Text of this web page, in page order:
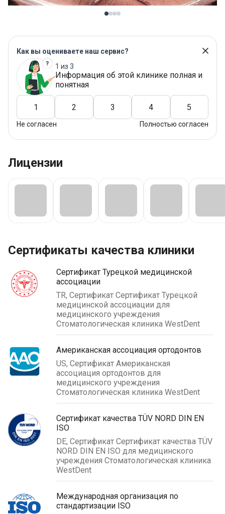
Как вы оцениваете наш сервис?
1 из 3
Информация об этой клинике полная и
понятная
1 2 3 4 5
Не согласен Полностью согласен
Лицензии
Сертификаты качества клиники
Сертификат Турецкой медицинской
ассоциации
TR, Сертификат Сертификат Турецкой
медицинской ассоциации для
медицинского учреждения
Стоматологическая клиника WestDent
Американская ассоциация ортодонтов
US, Сертификат Американская
ассоциация ортодонтов для
медицинского учреждения
Стоматологическая клиника WestDent
Сертификат качества TÜV NORD DIN EN
ISO
DE, Сертификат Сертификат качества TÜV
NORD DIN EN ISO для медицинского
учреждения Стоматологическая клиника
WestDent
Международная организация по
стандартизации ISO